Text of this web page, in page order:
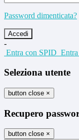
Password dimenticata?
-
Entra con SPID
Seleziona utente
button close ×
Recupero
button close ×